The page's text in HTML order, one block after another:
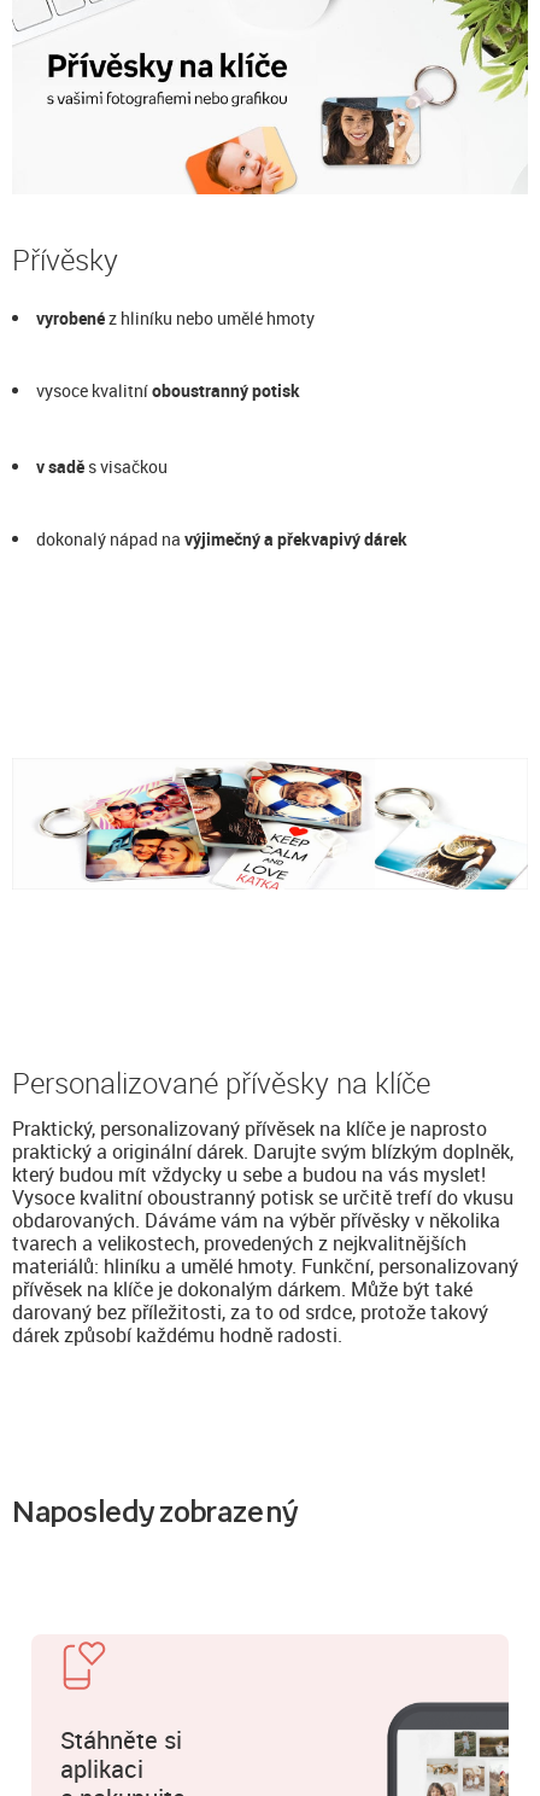
Přívěsky
vyrobenéz hliníku nebo umělé hmoty
vysoce kvalitníoboustranný potisk
v sadě s visačkou
dokonalý nápad na výjimečný a překvapivý dárek
Personalizované přívěsky na klíče
Praktický, personalizovaný přívěsek na klíče je naprosto
praktický a originální dárek. Darujte svým blízkým doplněk,
který budou mít vždycky u sebe a budou na vás myslet!
Vysoce kvalitní oboustranný potisk se určitě trefí do vkusu
obdarovaných. Dáváme vám na výběr přívěsky v několika
tvarech a velikostech, provedených z nejkvalitnějších
materiálů: hliníku a umělé hmoty. Funkční, personalizovaný
přívěsek na klíče je dokonalým dárkem. Může být také
darovaný bez příležitosti, za to od srdce, protože takový
dárek způsobí každému hodně radosti.
Naposledy zobrazený
Stáhněte si
aplikaci